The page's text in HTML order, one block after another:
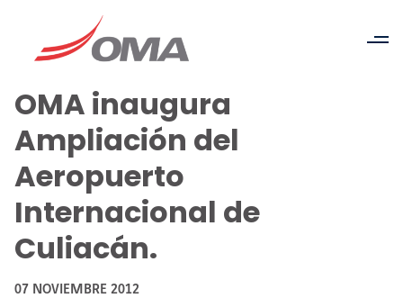
OMA inaugura
Ampliación del
Aeropuerto
Internacional de
Culiacán.
07 NOVIEMBRE 2012